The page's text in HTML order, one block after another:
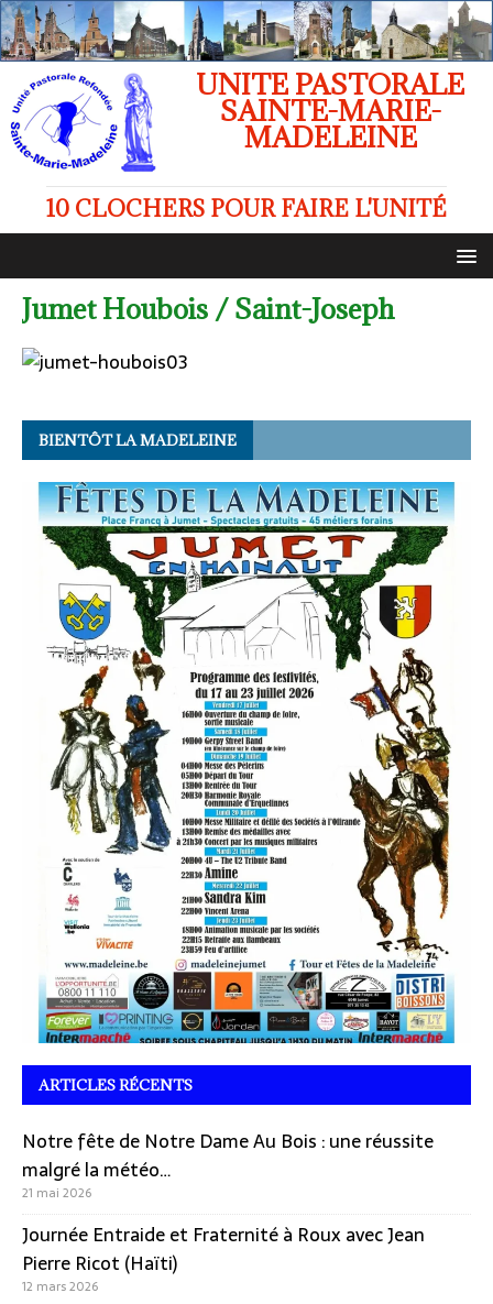
UNITE PASTORALE
SAINTE-MARIE-
MADELEINE
10 CLOCHERS POUR FAIRE L'UNITÉ
Jumet Houbois / Saint-Joseph
BIENTÔT LA MADELEINE
ARTICLES RÉCENTS
Notre fête de Notre Dame Au Bois : une réussite
malgré la météo…
21 mai 2026
Journée Entraide et Fraternité à Roux avec Jean
Pierre Ricot (Haïti)
12 mars 2026